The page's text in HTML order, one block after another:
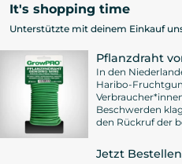
It's shopping time
Unterstützte mit deinem Einkauf
Pflanzdraht
In den
Haribo-
Beschwerden
den Rückruf der
Jetzt Bestellen